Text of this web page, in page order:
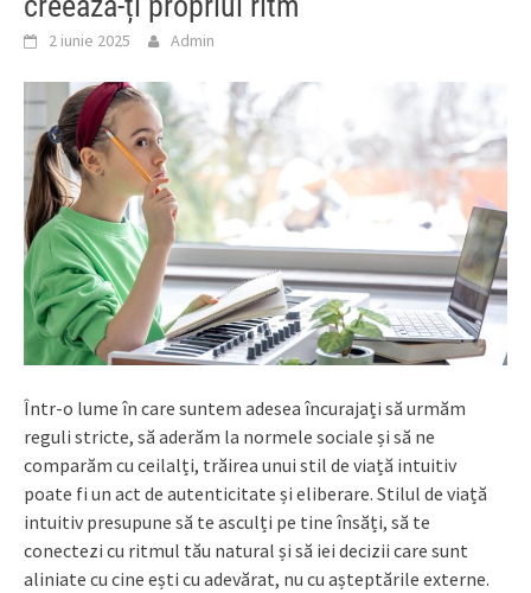
2 iunie 2025 Admin
Într-o lume în care suntem adesea încurajați să urmăm
reguli stricte, să aderăm la normele sociale și să ne
comparăm cu ceilalți, trăirea unui stil de viață intuitiv
poate fi un act de autenticitate și eliberare. Stilul de viață
intuitiv presupune să te asculți pe tine însăți, să te
conectezi cu ritmul tău natural și să iei decizii care sunt
aliniate cu cine ești cu adevărat, nu cu așteptările externe.